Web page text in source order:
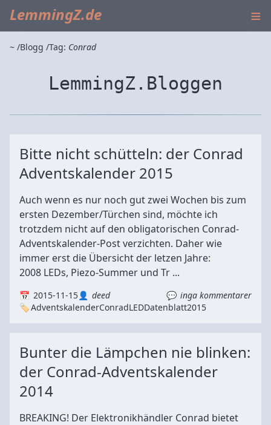
LemmingZ.de ≡
~ Blogg Tag: Conrad
LemmingZ.Bloggen
Bitte nicht schütteln: der Conrad
Adventskalender 2015
Auch wenn es nur noch gut zwei Wochen bis zum
ersten Dezember/Türchen sind, möchte ich
trotzdem nicht auf den obligatorischen Conrad-
Adventskalender-Post verzichten. Daher wie
immer erst die Übersicht der letzen Jahre:
2008 LEDs, Piezo-Summer und Tr ...
2015-11-15 deed
inga kommentarer
AdventskalenderConradLEDDatenblatt2015
Bunter die Lämpchen nie blinken:
der Conrad-Adventskalender
2014
BREAKING! Der Elektronikhändler Conrad bietet